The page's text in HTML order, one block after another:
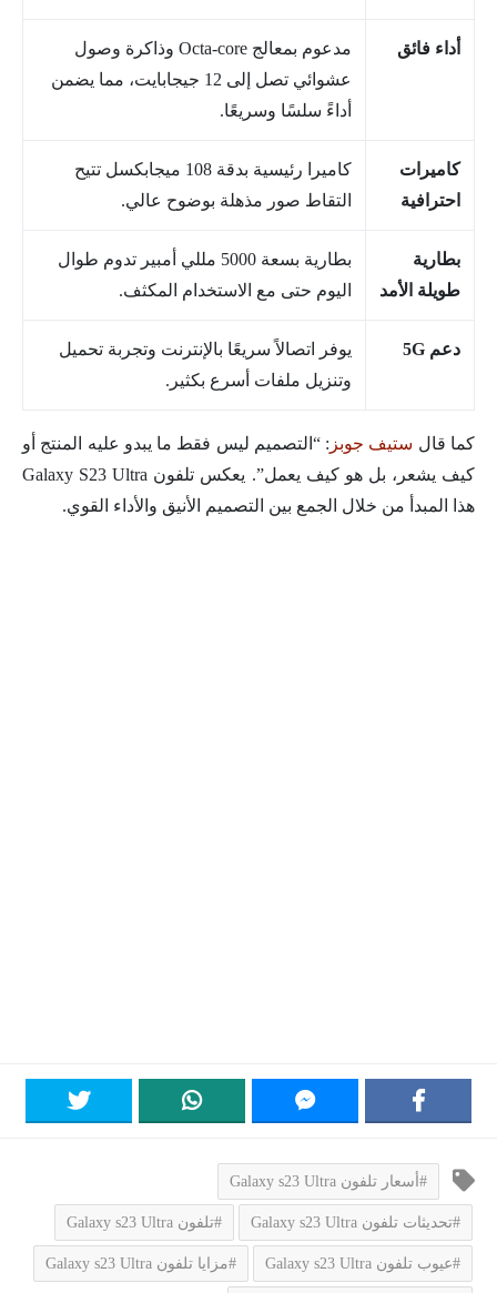
أداء فائق
مدعوم بمعالج Octa-core وذاكرة وصول
عشوائي تصل إلى 12 جيجابايت، مما يضمن
أداءً سلسًا وسريعًا.
كاميرات
احترافية
كاميرا رئيسية بدقة 108 ميجابكسل تتيح
التقاط صور مذهلة بوضوح عالي.
بطارية
طويلة الأمد
بطارية بسعة 5000 مللي أمبير تدوم طوال
اليوم حتى مع الاستخدام المكثف.
دعم 5G
يوفر اتصالاً سريعًا بالإنترنت وتجربة تحميل
وتنزيل ملفات أسرع بكثير.
كما قال ستيف جوبز : “التصميم ليس فقط ما يبدو عليه المنتج أو
كيف يشعر، بل هو كيف يعمل”. يعكس تلفون Galaxy S23 Ultra
هذا المبدأ من خلال الجمع بين التصميم الأنيق والأداء القوي.
#أسعار تلفون Galaxy s23 Ultra
#تحديثات تلفون Galaxy s23 Ultra #تلفون Galaxy s23 Ultra
#عيوب تلفون Galaxy s23 Ultra #مزايا تلفون Galaxy s23 Ultra